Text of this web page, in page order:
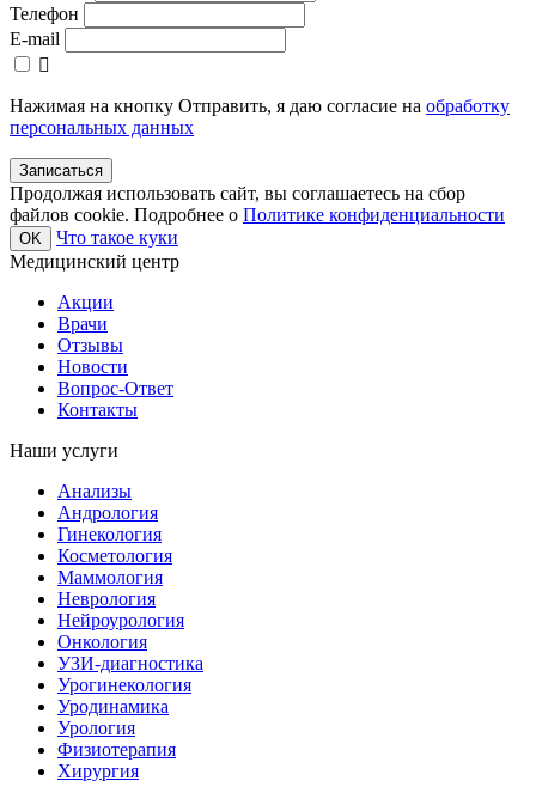
Телефон
E-mail
Нажимая на кнопку Отправить, я даю согласие на обработку
персональных данных
Записаться
Продолжая использовать сайт, вы соглашаетесь на сбор
файлов cookie. Подробнее о Политике конфиденциальности
OK
Что такое куки
Медицинский центр
Акции
Врачи
Отзывы
Новости
Вопрос-Ответ
Контакты
Наши услуги
Анализы
Андрология
Гинекология
Косметология
Маммология
Неврология
Нейроурология
Онкология
УЗИ-диагностика
Урогинекология
Уродинамика
Урология
Физиотерапия
Хирургия